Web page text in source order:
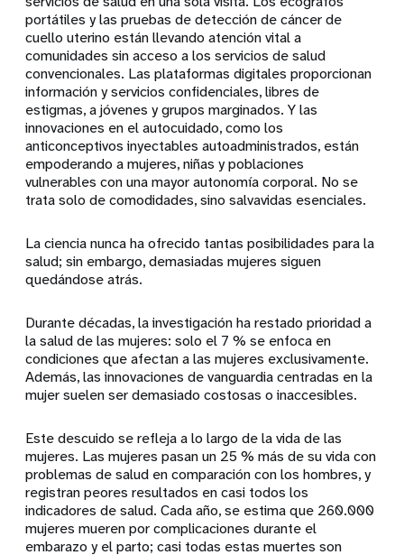
portátiles y las pruebas de detección de cáncer de
cuello uterino están llevando atención vital a
comunidades sin acceso a los servicios de salud
convencionales. Las plataformas digitales proporcionan
información y servicios confidenciales, libres de
estigmas, a jóvenes y grupos marginados. Y las
innovaciones en el autocuidado, como los
anticonceptivos inyectables autoadministrados, están
empoderando a mujeres, niñas y poblaciones
vulnerables con una mayor autonomía corporal. No se
trata solo de comodidades, sino salvavidas esenciales.
La ciencia nunca ha ofrecido tantas posibilidades para la
salud; sin embargo, demasiadas mujeres siguen
quedándose atrás.
Durante décadas, la investigación ha restado prioridad a
la salud de las mujeres: solo el 7 % se enfoca en
condiciones que afectan a las mujeres exclusivamente.
Además, las innovaciones de vanguardia centradas en la
mujer suelen ser demasiado costosas o inaccesibles.
Este descuido se refleja a lo largo de la vida de las
mujeres. Las mujeres pasan un 25 % más de su vida con
problemas de salud en comparación con los hombres, y
registran peores resultados en casi todos los
indicadores de salud. Cada año, se estima que 260.000
mujeres mueren por complicaciones durante el
embarazo y el parto; casi todas estas muertes son